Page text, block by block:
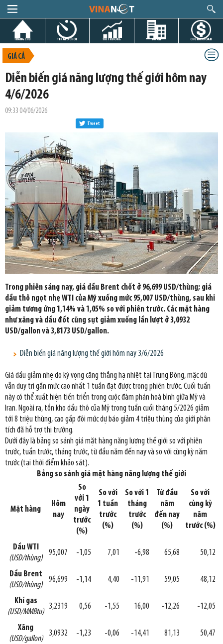
TRANG CHỦ TIN GIỜ CHÓT THỊ TRƯỜNG DỰ ÁN CHỨNG KHOÁN
GIÁ CẢ
Diễn biến giá năng lượng thế giới hôm nay
4/6/2026
09:33 04/06/2026
Tweet
Trong phiên sáng nay, giá dầu Brent chốt ở 96,699 USD/thùng; giá
dầu thô ngọt nhẹ WTI của Mỹ xuống mức 95,007 USD/thùng, sau khi
giảm tương ứng 1,14% và 1,05% so với phiên trước. Các mặt hàng
như xăng và dầu đốt cũng sụt giảm xuống lần lượt ở 3,0932
USD/gallon và 3,8173 USD/gallon.
Diễn biến giá năng lượng thế giới hôm nay 3/6/2026
Giá dầu giảm nhẹ do kỳ vọng căng thẳng hạ nhiệt tại Trung Đông, mặc dù
vẫn duy trì gần mức cao nhất 1 tuần đạt được trong phiên trước. Cuối tuần
này có thể xuất hiện tiến triển trong cuộc đàm phán hoà bình giữa Mỹ và
Iran. Ngoài ra, tồn kho dầu thô của Mỹ trong tuần cuối tháng 5/2026 giảm
tới 8 triệu thùng, cao gấp đôi mức dự báo giảm 4 triệu thùng của giới phân
tích đã hỗ trợ thị trường.
Dưới đây là bảng so sánh giá mặt hàng năng lượng thế giới so với phiên
trước, tuần trước, tháng trước, từ đầu năm đến nay và so với cùng kỳ năm
trước (tại thời điểm khảo sát).
Bảng so sánh giá mặt hàng năng lượng thế giới
Mặt hàng
Hôm
nay
So
với 1
ngày
trước
(%)
So với
1 tuần
trước
(%)
So với 1
tháng
trước
(%)
Từ đầu
năm
đến nay
(%)
So với
cùng kỳ
năm
trước (%)
Dầu WTI
(USD/thùng)
95,007 -1,05 7,01 -6,98 65,68 50,12
Dầu Brent
(USD/thùng)
96,699 -1,14 4,40 -11,91 59,05 48,12
Khí gas
(USD/MMBtu)
3,2319 0,56 -1,55 16,00 -12,26 -12,05
Xăng
(USD/gallon)
3,0932 -1,23 -0,06 -14,41 81,13 50,47